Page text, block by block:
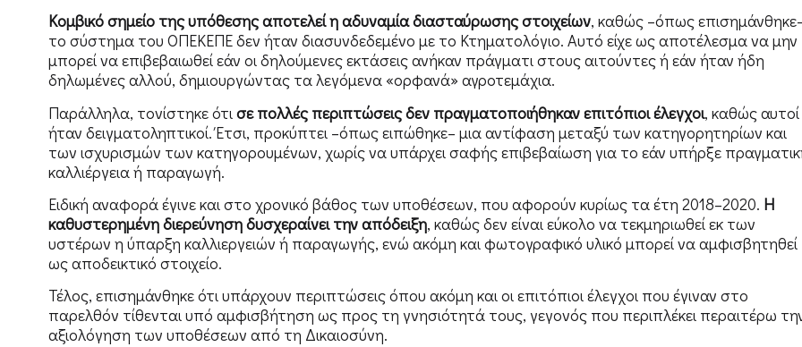
Κομβικό σημείο της υπόθεσης αποτελεί η αδυναμία διασταύρωσης στοιχείων, καθώς –όπως
το σύστημα του ΟΠΕΚΕΠΕ δεν ήταν διασυνδεδεμένο με το Κτηματολόγιο. Αυτό είχε ως αποτέλεσμα να μην
μπορεί να επιβεβαιωθεί εάν οι δηλούμενες εκτάσεις ανήκαν πράγματι στους αιτούντες ή εάν ήταν ήδη
δηλωμένες αλλού, δημιουργώντας τα λεγόμενα «ορφανά» αγροτεμάχια.
Παράλληλα, τονίστηκε ότισε πολλές περιπτώσεις δεν πραγματοποιήθηκαν επιτόπιοι έλεγχοι, καθώς αυτοί
ήταν δειγματοληπτικοί. Έτσι, προκύπτει –όπως ειπώθηκε– μια αντίφαση μεταξύ των κατηγορητηρίων και
των ισχυρισμών των κατηγορουμένων, χωρίς να υπάρχει σαφής επιβεβαίωση για το εάν υπήρξε
καλλιέργεια ή παραγωγή.
Ειδική αναφορά έγινε και στο χρονικό βάθος των υποθέσεων, που αφορούν κυρίως τα έτη 2018–2020. Η
καθυστερημένη διερεύνηση δυσχεραίνει την απόδειξη, καθώς δεν είναι εύκολο να τεκμηριωθεί εκ των
υστέρων η ύπαρξη καλλιεργειών ή παραγωγής, ενώ ακόμη και φωτογραφικό υλικό μπορεί να αμφισβητηθεί
ως αποδεικτικό στοιχείο.
Τέλος, επισημάνθηκε ότι υπάρχουν περιπτώσεις όπου ακόμη και οι επιτόπιοι έλεγχοι που έγιναν στο
παρελθόν τίθενται υπό αμφισβήτηση ως προς τη γνησιότητά τους, γεγονός που περιπλέκει περαιτέρω
αξιολόγηση των υποθέσεων από τη Δικαιοσύνη.